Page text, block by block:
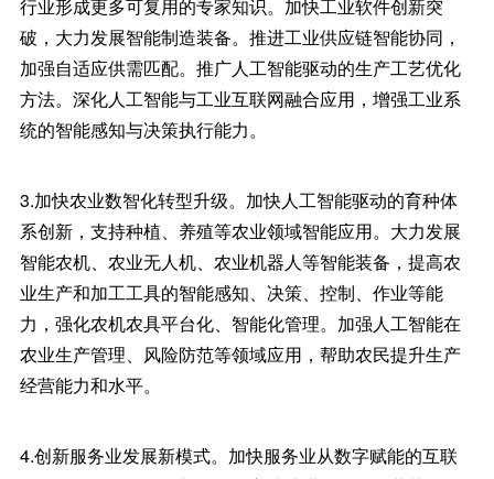
行业形成更多可复用的专家知识。加快工业软件创新突
破，大力发展智能制造装备。推进工业供应链智能协同，
加强自适应供需匹配。推广人工智能驱动的生产工艺优化
方法。深化人工智能与工业互联网融合应用，增强工业系
统的智能感知与决策执行能力。
3.加快农业数智化转型升级。加快人工智能驱动的育种体
系创新，支持种植、养殖等农业领域智能应用。大力发展
智能农机、农业无人机、农业机器人等智能装备，提高农
业生产和加工工具的智能感知、决策、控制、作业等能
力，强化农机农具平台化、智能化管理。加强人工智能在
农业生产管理、风险防范等领域应用，帮助农民提升生产
经营能力和水平。
4.创新服务业发展新模式。加快服务业从数字赋能的互联